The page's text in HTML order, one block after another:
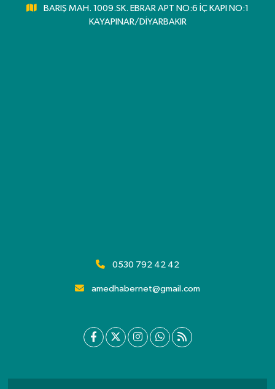
BARIŞ MAH. 1009.SK. EBRAR APT NO:6 İÇ KAPI NO:1
KAYAPINAR/DİYARBAKIR
0530 792 42 42
amedhabernet@gmail.com